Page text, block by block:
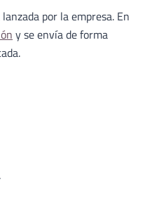
por la empresa. En
y se envía de forma